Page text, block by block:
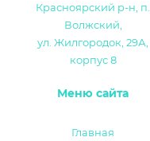
Красноярский р-н, п.
Волжский,
ул. Жилгородок, 29А,
корпус 8
Меню сайта
Главная